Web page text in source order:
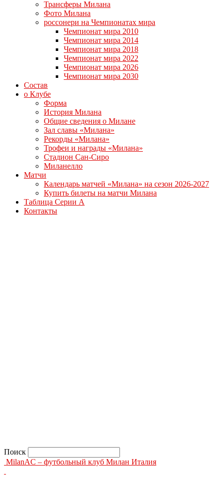
Трансферы Милана
Фото Милана
россонери на Чемпионатах мира
Чемпионат мира 2010
Чемпионат мира 2014
Чемпионат мира 2018
Чемпионат мира 2022
Чемпионат мира 2026
Чемпионат мира 2030
Состав
о Клубе
Форма
История Милана
Общие сведения о Милане
Зал славы «Милана»
Рекорды «Милана»
Трофеи и награды «Милана»
Стадион Сан-Сиро
Миланелло
Матчи
Календарь матчей «Милана» на сезон 2026-2027
Купить билеты на матчи Милана
Таблица Серии А
Контакты
Поиск
MilanAC – футбольный клуб Милан Италия